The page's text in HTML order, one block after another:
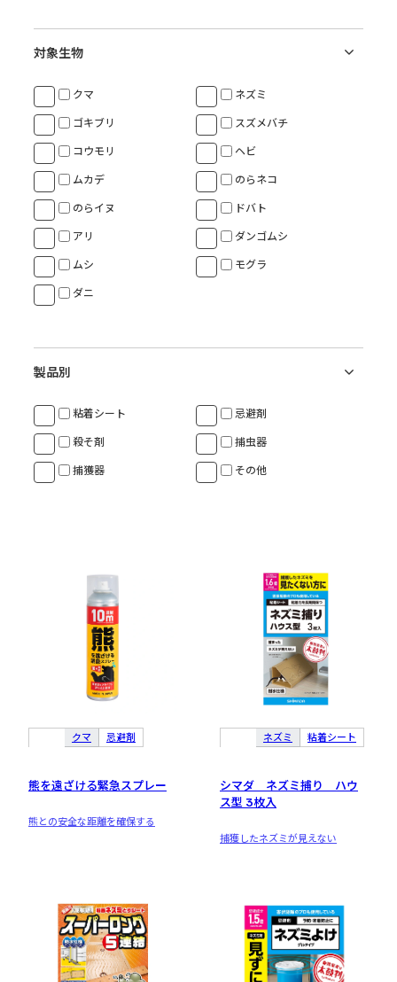
対象生物
クマ ネズミ
ゴキブリ スズメバチ
コウモリ ヘビ
ムカデ のらネコ
のらイヌ ドバト
アリ ダンゴムシ
ムシ モグラ
ダニ
製品別
粘着シート 忌避剤
殺そ剤 捕虫器
捕獲器 その他
クマ 忌避剤
熊を遠ざける緊急スプレー
熊との安全な距離を確保する
ネズミ 粘着シート
シマダ ネズミ捕り ハウ
ス型 3枚入
捕獲したネズミが見えない